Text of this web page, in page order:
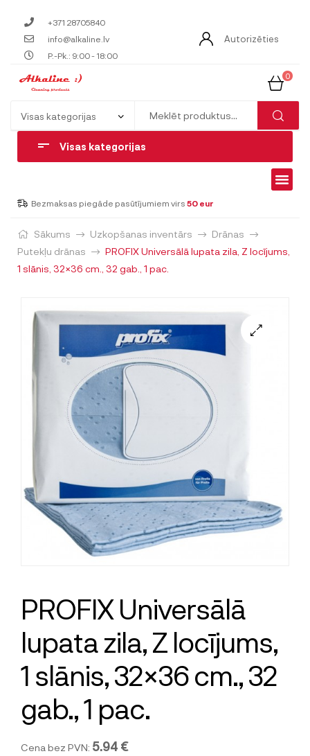
+371 28705840
info@alkaline.lv
P.-Pk.: 9:00 - 18:00
Autorizēties
0
Visas kategorijas
Bezmaksas piegāde pasūtījumiem virs 50 eur
Sākums Uzkopšanas inventārs
Drānas
Putekļu drānas
PROFIX Universālā lupata zila, Z locījums,
1 slānis, 32×36 cm., 32 gab., 1 pac.
PROFIX Universālā
lupata zila, Z locījums,
1 slānis, 32×36 cm., 32
gab., 1 pac.
Cena bez PVN: 5.94 €